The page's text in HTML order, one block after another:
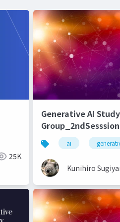
25K
Generative AI Study
ai
Kunihiro